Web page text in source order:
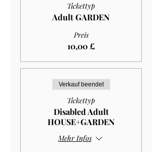
Tickettyp
Adult GARDEN
Preis
10,00 £
Verkauf beendet
Tickettyp
Disabled Adult
HOUSE+GARDEN
Mehr Infos